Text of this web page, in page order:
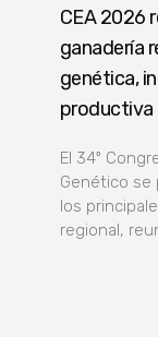
CEA 2026
ganadería
genética,
productiva
El 34º
Genético se
los
regional,